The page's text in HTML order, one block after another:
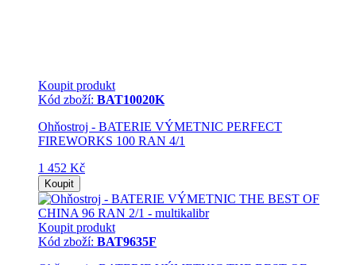
Koupit produkt
Kód zboží: BAT10020K
Ohňostroj - BATERIE VÝMETNIC PERFECT
FIREWORKS 100 RAN 4/1
1 452 Kč
Koupit
Koupit produkt
Kód zboží: BAT9635F